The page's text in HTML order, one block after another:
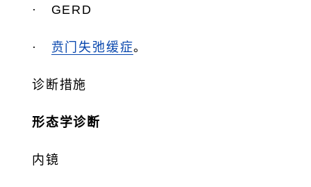
· GERD
· 贲门失弛缓症。
诊断措施
形态学诊断
内镜